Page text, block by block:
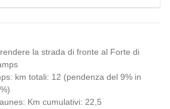
la strada di fronte al Forte di
km totali: 12 (pendenza del 9% in
Km cumulativi: 22,5